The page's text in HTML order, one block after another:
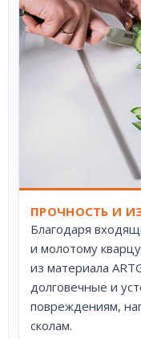
ПРОЧНОСТЬ И
Благодаря
и молотому
из материала
долговечные и
повреждениям,
сколам.